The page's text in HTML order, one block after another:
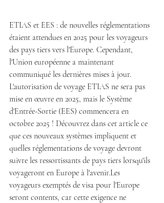
ETIAS et EES : de nouvelles réglementations
étaient attendues en 2025 pour les voyageurs
des pays tiers vers l'Europe. Cependant,
l'Union européenne a maintenant
communiqué les dernières mises à jour.
L'autorisation de voyage ETIAS ne sera pas
mise en œuvre en 2025, mais le Système
d'Entrée-Sortie (EES) commencera en
octobre 2025 ! Découvrez dans cet article ce
que ces nouveaux systèmes impliquent et
quelles réglementations de voyage devront
suivre les ressortissants de pays tiers lorsqu'ils
voyageront en Europe à l'avenir.Les
voyageurs exemptés de visa pour l'Europe
seront contents, car cette exigence ne